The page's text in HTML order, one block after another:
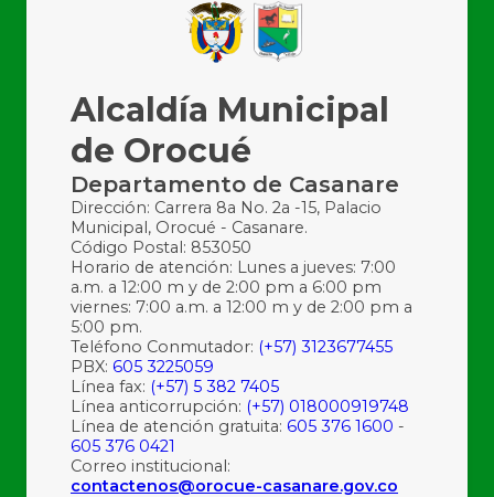
Alcaldía Municipal
de Orocué
Departamento de Casanare
Dirección: Carrera 8a No. 2a -15, Palacio
Municipal, Orocué - Casanare.
Código Postal: 853050
Horario de atención: Lunes a jueves: 7:00
a.m. a 12:00 m y de 2:00 pm a 6:00 pm
viernes: 7:00 a.m. a 12:00 m y de 2:00 pm a
5:00 pm.
Teléfono Conmutador: (+57) 3123677455
PBX: 605 3225059
Línea fax: (+57) 5 382 7405
Línea anticorrupción: (+57) 018000919748
Línea de atención gratuita: 605 376 1600 -
605 376 0421
Correo institucional:
contactenos@orocue-casanare.gov.co